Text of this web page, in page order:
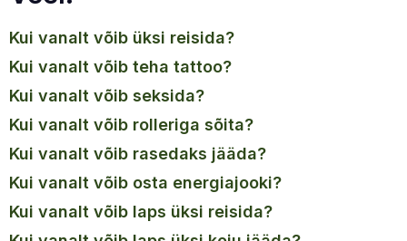
kui vanalt võib üksi reisida?
kui vanalt võib teha tattoo?
kui vanalt võib seksida?
kui vanalt võib rolleriga sõita?
kui vanalt võib rasedaks jääda?
kui vanalt võib osta energiajooki?
kui vanalt võib laps üksi reisida?